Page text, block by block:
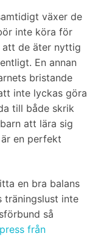
växer de
inte köra för
att de äter nyttig
En annan
bristande
inte lyckas göra
till både skrik
att lära sig
en perfekt
en bra balans
träningslust inte
så
från